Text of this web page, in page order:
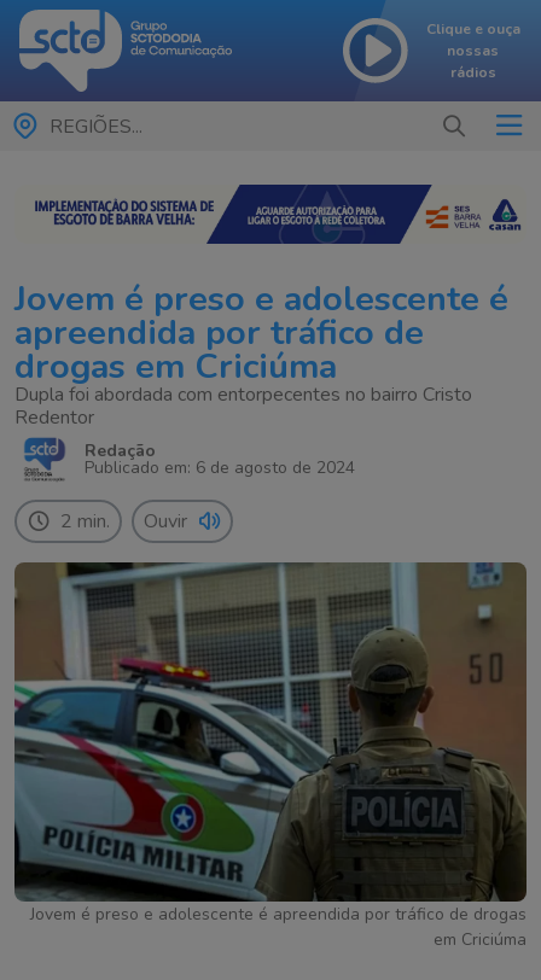
Clique e ouça
nossas
rádios
REGIÕES...
Jovem é preso e adolescente é
apreendida por tráfico de
drogas em Criciúma
Dupla foi abordada com entorpecentes no bairro Cristo
Redentor
Redação
Publicado em: 6 de agosto de 2024
2 min. Ouvir
Jovem é preso e adolescente é apreendida por tráfico de drogas
em Criciúma